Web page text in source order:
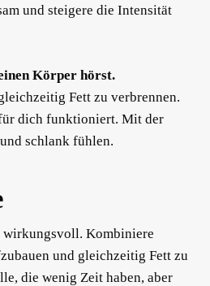
und steigere die Intensität
Körper hörst.
Fett zu verbrennen.
dich funktioniert. Mit der
schlank fühlen.
wirkungsvoll. Kombiniere
und gleichzeitig Fett zu
die wenig Zeit haben, aber